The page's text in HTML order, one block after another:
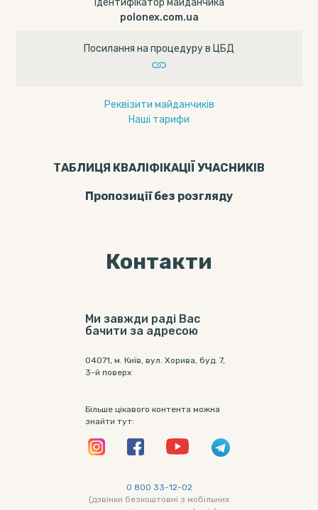
polonex.com.ua
Посилання на процедуру в ЦБД
Реквізити майданчиків
Наші тарифи
ТАБЛИЦЯ КВАЛІФІКАЦІЇ УЧАСНИКІВ
Пропозицiї без розгляду
Контакти
Ми завжди раді Вас
бачити за адресою
04071, м. Київ, вул. Хорива, буд. 7,
3-й поверх
Більше цікавого контента можна
знайти тут:
0 800 33-12-02
(дзвінки безкоштовні з мобільних